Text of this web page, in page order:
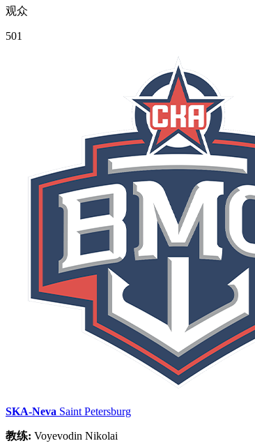
观众
501
SKA-Neva Saint Petersburg
教练: Voyevodin Nikolai